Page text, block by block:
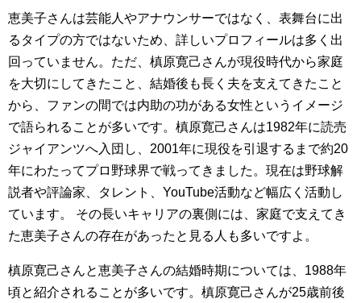
恵美子さんは芸能人やアナウンサーではなく、表舞台に出
るタイプの方ではないため、詳しいプロフィールは多く出
回っていません。ただ、槙原寛己さんが現役時代から家庭
を大切にしてきたこと、結婚後も長く夫を支えてきたこと
から、ファンの間では内助の功がある女性というイメージ
で語られることが多いです。槙原寛己さんは1982年に読売
ジャイアンツへ入団し、2001年に現役を引退するまで約20
年にわたってプロ野球界で戦ってきました。現在は野球解
説者や評論家、タレント、YouTube活動など幅広く活動し
ています。 その長いキャリアの裏側には、家庭で支えてき
た恵美子さんの存在があったと見る人も多いですよ。
槙原寛己さんと恵美子さんの結婚時期については、1988年
頃と紹介されることが多いです。槙原寛己さんが25歳前後